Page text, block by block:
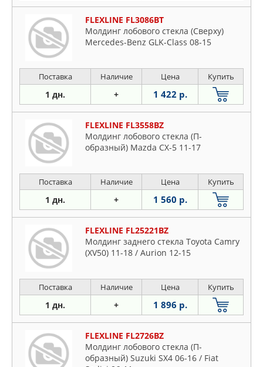
FLEXLINE FL3086BT
Молдинг лобового стекла (Сверху)
Mercedes-Benz GLK-Class 08-15
Поставка Наличие Цена Купить
1 дн. + 1 422 р.
FLEXLINE FL3558BZ
Молдинг лобового стекла (П-
образный) Mazda CX-5 11-17
Поставка Наличие Цена Купить
1 дн. + 1 560 р.
FLEXLINE FL25221BZ
Молдинг заднего стекла Toyota Camry
(XV50) 11-18 / Aurion 12-15
Поставка Наличие Цена Купить
1 дн. + 1 896 р.
FLEXLINE FL2726BZ
Молдинг лобового стекла (П-
образный) Suzuki SX4 06-16 / Fiat